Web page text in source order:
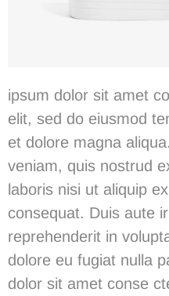
ipsum dolor sit amet
elit, sed do eiusmod
et dolore magna
veniam, quis nostrud
laboris nisi ut aliquip
consequat. Duis aute
reprehenderit in
dolore eu fugiat nulla
dolor sit amet conse